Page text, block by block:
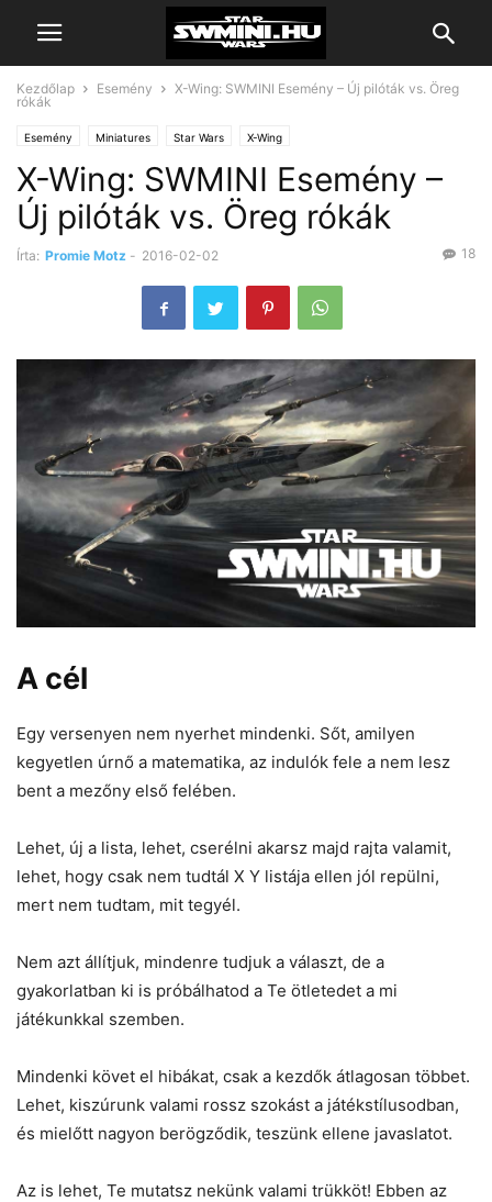
Kezdőlap Esemény
X-Wing: SWMINI Esemény – Új pilóták vs. Öreg
rókák
Esemény Miniatures Star Wars X-Wing
X-Wing: SWMINI Esemény –
Új pilóták vs. Öreg rókák
Írta: Promie Motz - 2016-02-02 18
A cél
Egy versenyen nem nyerhet mindenki. Sőt, amilyen
kegyetlen úrnő a matematika, az indulók fele a nem lesz
bent a mezőny első felében.
Lehet, új a lista, lehet, cserélni akarsz majd rajta valamit,
lehet, hogy csak nem tudtál X Y listája ellen jól repülni,
mert nem tudtam, mit tegyél.
Nem azt állítjuk, mindenre tudjuk a választ, de a
gyakorlatban ki is próbálhatod a Te ötletedet a mi
játékunkkal szemben.
Mindenki követ el hibákat, csak a kezdők átlagosan többet.
Lehet, kiszúrunk valami rossz szokást a játékstílusodban,
és mielőtt nagyon berögződik, teszünk ellene javaslatot.
Az is lehet, Te mutatsz nekünk valami trükköt! Ebben az